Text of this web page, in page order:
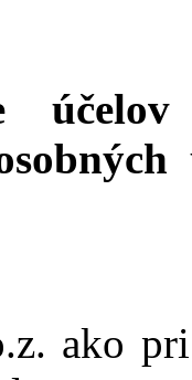
ako